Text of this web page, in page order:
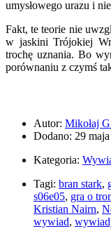
umysłowego urazu i
Fakt, te teorie nie
w jaskini Trójokiej
trochę uznania. Bo
porównaniu z czymś
Autor: Mikołaj
Dodano: 29
Kategoria:
Tagi: bran stark,
s06e05, gra o
Kristian Nairn,
wywiad,